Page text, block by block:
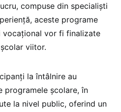
compuse din specialiști
aceste programe
vocațional vor fi finalizate
viitor.
la întâlnire au
programele școlare, în
la nivel public, oferind un